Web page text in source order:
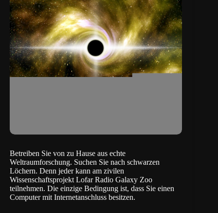
Betreiben Sie von zu Hause aus echte
Weltraumforschung. Suchen Sie nach schwarzen
Löchern. Denn jeder kann am zivilen
Wissenschaftsprojekt Lofar Radio Galaxy Zoo
teilnehmen. Die einzige Bedingung ist, dass Sie einen
Computer mit Internetanschluss besitzen.